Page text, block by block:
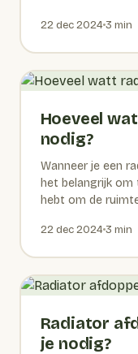
22 dec 2024 3 min
Hoeveel
nodig?
Wanneer je een
het belangrijk
hebt om de
22 dec 2024 3 min
Radiator
je nodig?